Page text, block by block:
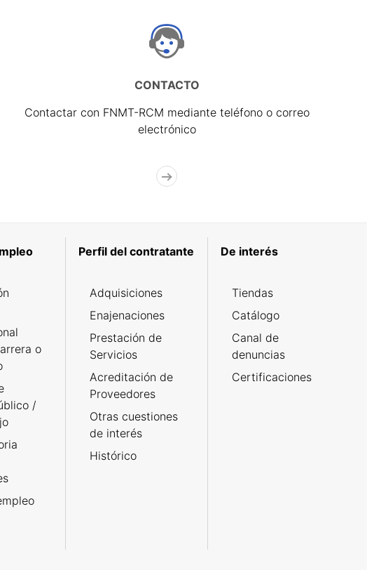
CONTACTO
Contactar con FNMT-RCM mediante teléfono o correo
electrónico
o
/
Perfil del contratante
Adquisiciones
Enajenaciones
Prestación de
Servicios
Acreditación de
Proveedores
Otras cuestiones
de interés
Histórico
De interés
Tiendas
Catálogo
Canal de
denuncias
Certificaciones